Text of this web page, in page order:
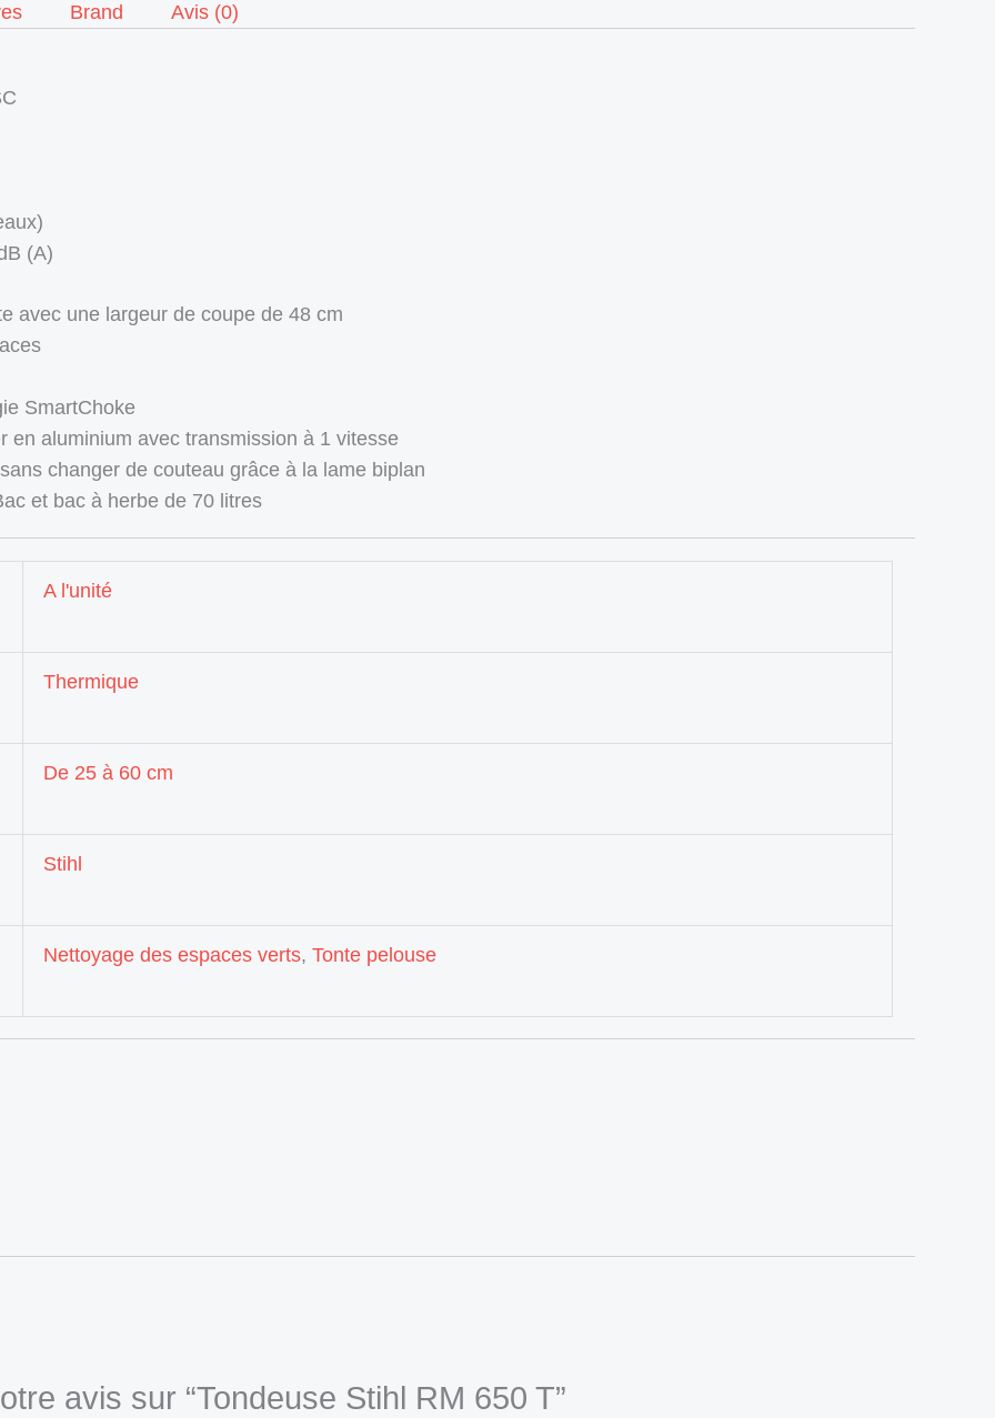
Brand Avis (0)
(A)
avec une largeur de coupe de 48 cm
SmartChoke
en aluminium avec transmission à 1 vitesse
changer de couteau grâce à la lame biplan
et bac à herbe de 70 litres
A l'unité
Thermique
De 25 à 60 cm
Stihl
Nettoyage des espaces verts, Tonte pelouse
avis sur “Tondeuse Stihl RM 650 T”